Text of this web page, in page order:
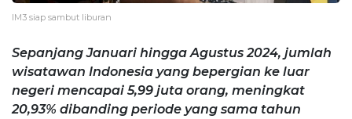
IM3 siap sambut liburan
Sepanjang Januari hingga Agustus 2024, jumlah
wisatawan Indonesia yang bepergian ke luar
negeri mencapai 5,99 juta orang, meningkat
20,93% dibanding periode yang sama tahun